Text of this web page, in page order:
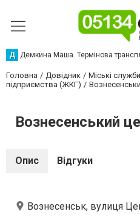
Д Демкина Маша. Термінова
Головна Довідник Міські
підприємства (ЖКГ)
Вознесенський
Опис Відгуки
Вознесенськ, вулиця